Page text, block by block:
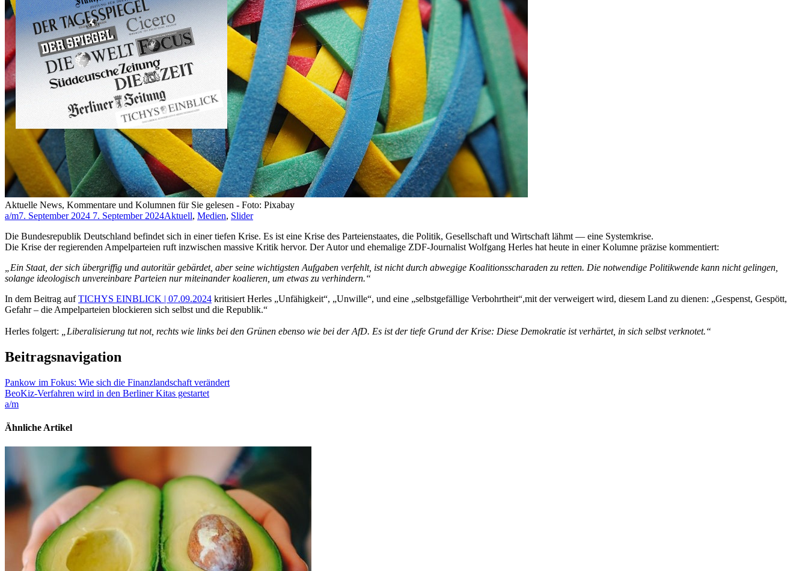
Aktuelle News, Kommentare und Kolumnen für Sie gelesen - Foto: Pixabay
a/m7. September 2024 7. September 2024Aktuell, Medien, Slider
Die Bundesrepublik Deutschland befindet sich in einer tiefen Krise. Es ist eine Krise des Parteienstaates, die Politik, Gesellschaft und Wirtschaft lähmt — eine Systemkrise.
Die Krise der regierenden Ampelparteien ruft inzwischen massive Kritik hervor. Der Autor und ehemalige ZDF-Journalist Wolfgang Herles hat heute in einer Kolumne präzise kommentiert:
„Ein Staat, der sich übergriffig und autoritär gebärdet, aber seine wichtigsten Aufgaben verfehlt, ist nicht durch abwegige Koalitionsscharaden zu retten. Die notwendige Politikwende kann nicht gelingen,
solange ideologisch unvereinbare Parteien nur miteinander koalieren, um etwas zu verhindern.“
In dem Beitrag aufTICHYS EINBLICK | 07.09.2024 kritisiert Herles „Unfähigkeit“, „Unwille“, und eine „selbstgefällige Verbohrtheit“,mit der verweigert wird, diesem Land zu dienen: „Gespenst, Gespött,
Gefahr – die Ampelparteien blockieren sich selbst und die Republik.“
Herles folgert: „Liberalisierung tut not, rechts wie links bei den Grünen ebenso wie bei der AfD. Es ist der tiefe Grund der Krise: Diese Demokratie ist verhärtet, in sich selbst verknotet.“
Beitragsnavigation
Pankow im Fokus: Wie sich die Finanzlandschaft verändert
BeoKiz-Verfahren wird in den Berliner Kitas gestartet
a/m
Ähnliche Artikel